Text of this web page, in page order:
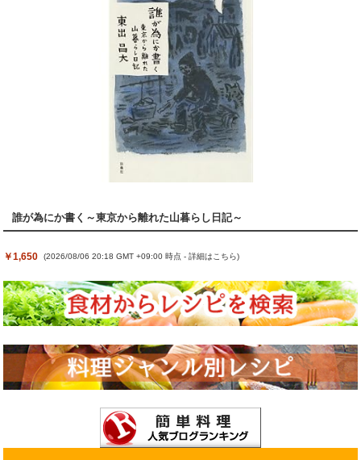
誰が為にか書く～東京から離れた山暮らし日記～
￥1,650 (2026/08/06 20:18 GMT +09:00 時点 - 詳細はこちら)